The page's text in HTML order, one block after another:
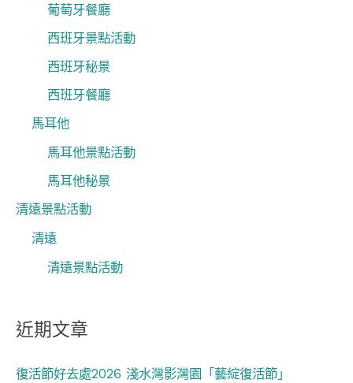
葡萄牙餐廳
西班牙景點活動
西班牙秘景
西班牙餐廳
馬耳他
馬耳他景點活動
馬耳他秘景
清遠景點活動
清遠
清遠景點活動
近期文章
復活節好去處2026 淺水灣影灣園「藝綻復活節」